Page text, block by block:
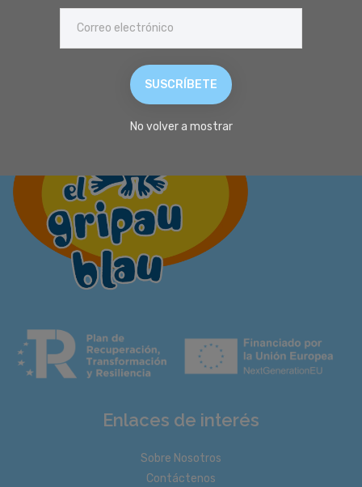
SUSCRÍBETE
No volver a mostrar
Enlaces de interés
Sobre Nosotros
Contáctenos